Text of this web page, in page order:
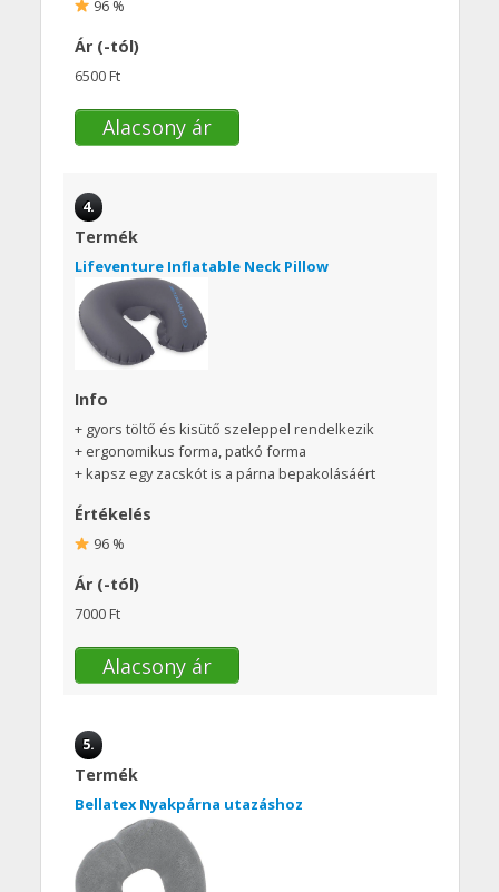
96 %
Ár (-tól)
6500 Ft
Alacsony ár
4.
Termék
Lifeventure Inflatable Neck Pillow
Info
+ gyors töltő és kisütő szeleppel rendelkezik
+ ergonomikus forma, patkó forma
+ kapsz egy zacskót is a párna bepakolásáért
Értékelés
96 %
Ár (-tól)
7000 Ft
Alacsony ár
5.
Termék
Bellatex Nyakpárna utazáshoz